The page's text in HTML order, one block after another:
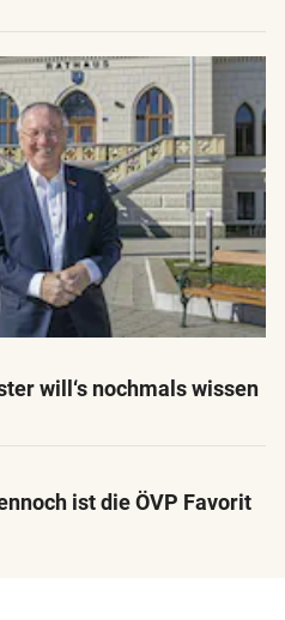
will‘s nochmals wissen
ist die ÖVP Favorit